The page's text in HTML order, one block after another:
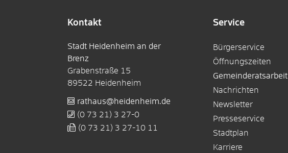
Kontakt
Stadt Heidenheim an der
Brenz
Grabenstraße 15
89522 Heidenheim
rathaus@heidenheim.de
(0 73 21) 3 27-0
(0 73 21) 3 27-10 11
Service
Bürgerservice
Öffnungszeiten
Gemeinderatsarbeit
Nachrichten
Newsletter
Presseservice
Stadtplan
Karriere